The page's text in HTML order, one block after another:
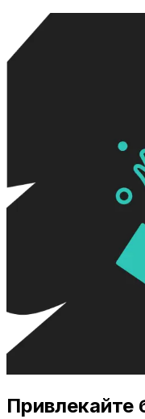
Привлекайте